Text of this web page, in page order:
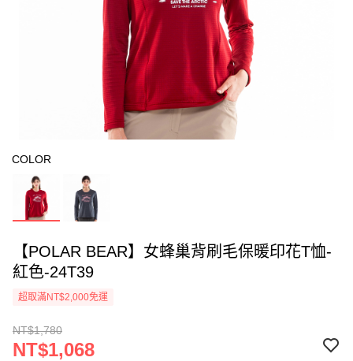
COLOR
【POLAR BEAR】女蜂巢背刷毛保暖印花T恤-
紅色-24T39
超取滿NT$2,000免運
NT$1,780
NT$1,068